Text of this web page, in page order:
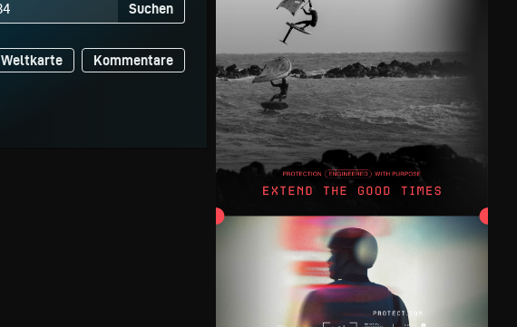
Suchen
Weltkarte Kommentare